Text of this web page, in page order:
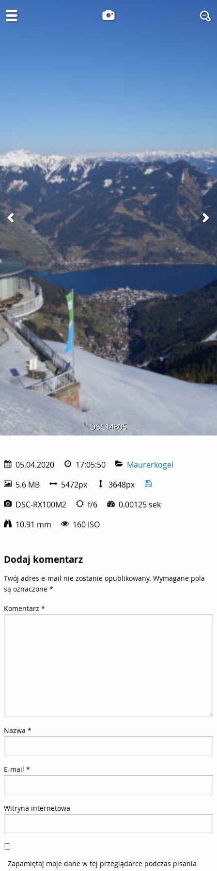
DSC14805
05.04.2020 17:05:50
Maurerkogel
5.6 MB
5472px
3648px
DSC-RX100M2
f/6
0.00125 sek
10.91 mm
160 ISO
Dodaj komentarz
Twój adres e-mail nie zostanie opublikowany. Wymagane pola
są oznaczone *
Komentarz *
Nazwa *
E-mail *
Witryna internetowa
Zapamiętaj moje dane w tej przeglądarce podczas pisania